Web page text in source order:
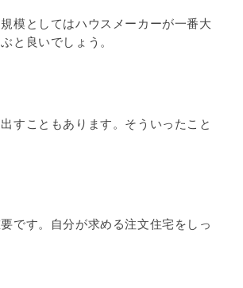
模としてはハウスメーカーが一番大
と良いでしょう。
すこともあります。そういったこと
です。自分が求める注文住宅をしっ